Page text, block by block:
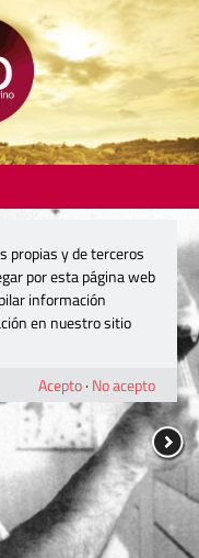
propias y de terceros
por esta página web
información
en nuestro sitio
Acepto· No acepto